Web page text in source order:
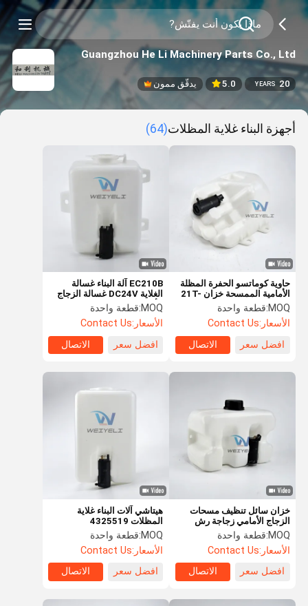
Guangzhou He Li Machinery Parts Co., Ltd
20
YEARS
5.0 يدقّق ممون
أجهزة البناء غلاية المظلات(64)
EC210B آلة البناء غسالة
الغلاية DC24V غسالة الزجاج
الأمامي زجاجة غسالة
VOE145-29143
MOQ: قطعة واحدة
الأسعار:Contact Us
افضل سعر
الاتصال
حاوية كوماتسو الحفرة المظلة
الأمامية الممسحة خزان 21T-
06-11350 PC200-10/200-
8Mo
MOQ: قطعة واحدة
الأسعار:Contact Us
افضل سعر
الاتصال
هيتاشي آلات البناء غلاية
المظلات 4325519
ZAX470/450 غلاية رش
المظلات
MOQ: قطعة واحدة
الأسعار:Contact Us
افضل سعر
الاتصال
خزان سائل تنظيف مسحات
الزجاج الأمامي زجاجة رش
مسحات VOE 14407682
14629274 14576412
MOQ: قطعة واحدة
الأسعار:Contact Us
افضل سعر
الاتصال